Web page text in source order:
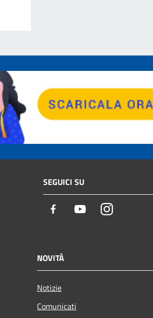
SEGUICI SU
Facebook YoutubeInstagram
NOVITÀ
Notizie
Comunicati